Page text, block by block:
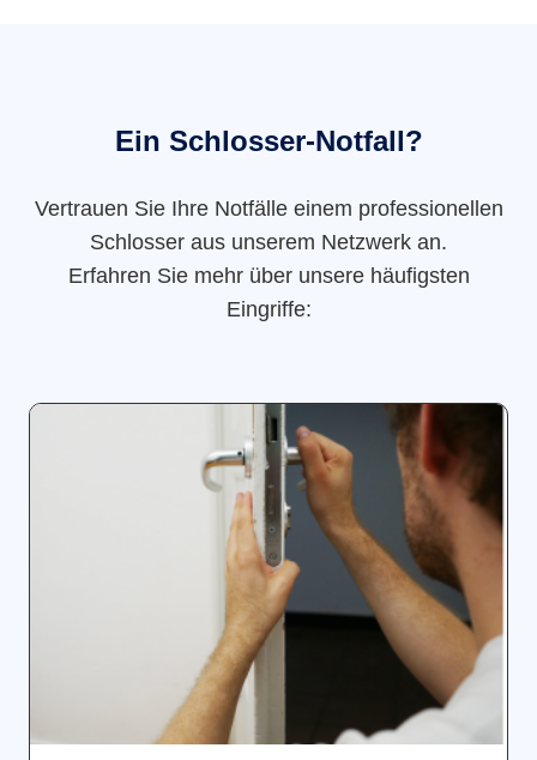
Ein Schlosser-Notfall?
Vertrauen Sie Ihre Notfälle einem professionellen
Schlosser aus unserem Netzwerk an.
Erfahren Sie mehr über unsere häufigsten
Eingriffe: